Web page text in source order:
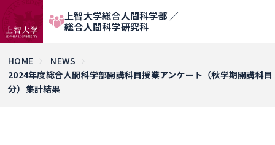
上智大学総合人間科学部 ／
総合人間科学研究科
HOME
NEWS
2024年度総合人間科学部開講科目授業アンケート（秋学期開講科目
分）集計結果